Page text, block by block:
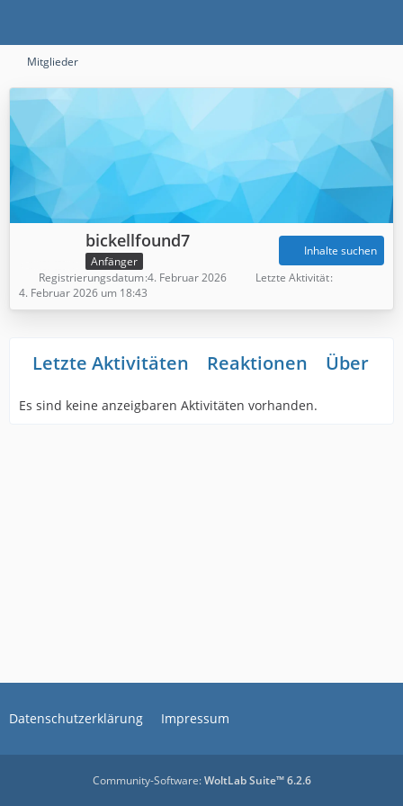
Mitglieder
bickellfound7
Anfänger
Inhalte suchen
Registrierungsdatum 4. Februar 2026
Letzte Aktivität
4. Februar 2026 um 18:43
Letzte Aktivitäten Reaktionen Über
Es sind keine anzeigbaren Aktivitäten vorhanden.
Datenschutzerklärung Impressum
Community-Software:WoltLab Suite™ 6.2.6